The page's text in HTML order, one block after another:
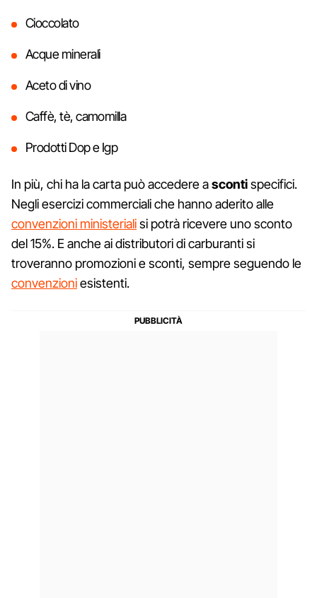
Cioccolato
Acque minerali
Aceto di vino
Caffè, tè, camomilla
Prodotti Dop e Igp
In più, chi ha la carta può accedere ascontispecifici.
Negli esercizi commerciali che hanno aderito alle
convenzioni ministerialisi potrà ricevere uno sconto
del 15%. E anche ai distributori di carburanti si
troveranno promozioni e sconti, sempre seguendo le
convenzioniesistenti.